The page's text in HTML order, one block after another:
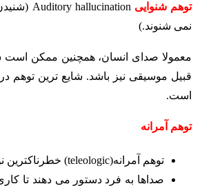
توهم شنوایی
نمی شنوند.)
معمولا صدای انسان، همچنین ممکن است
قبیل موسیقی نیز باشد. شایع ­ترین توهم
است.
توهم آمرانه
توهم آمرانه(teleologic) خطرناکترین نوع توهم است.
صداها به فرد دستور می دهند تا کاری